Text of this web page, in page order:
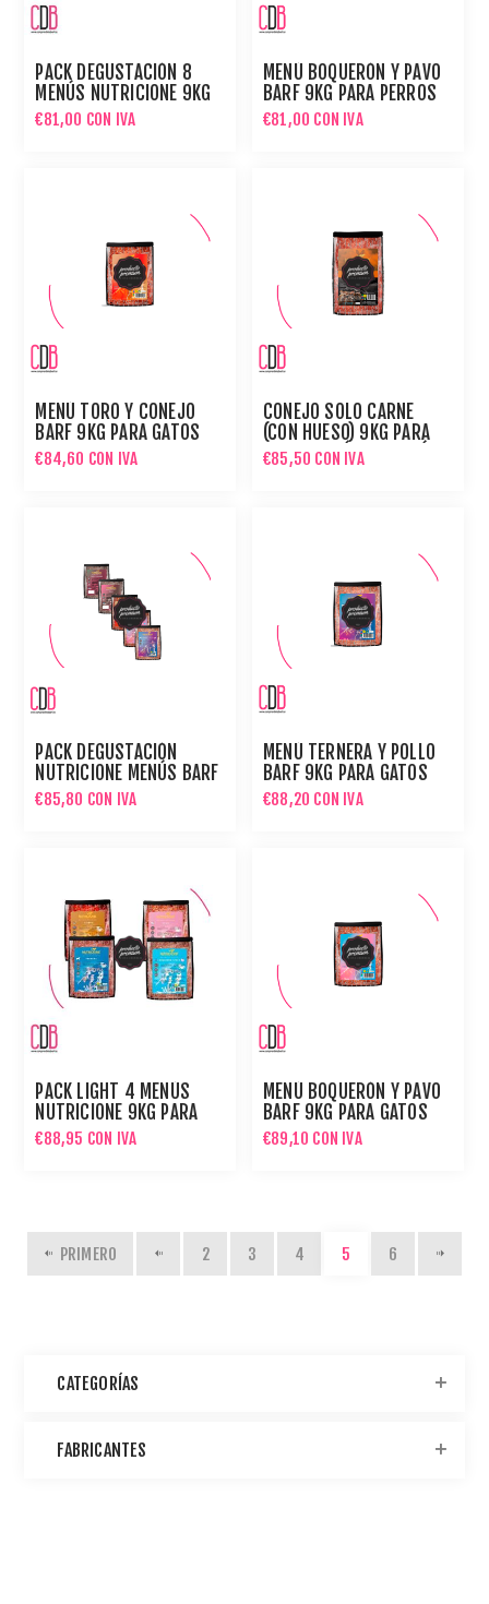
PACK DEGUSTACIÓN 8
MENÚS NUTRICIONE 9KG
PARA PERROS
€81,00 CON IVA
MENÚ BOQUERÓN Y PAVO
BARF 9KG PARA PERROS
€81,00 CON IVA
MENÚ TORO Y CONEJO
BARF 9KG PARA GATOS
€84,60 CON IVA
CONEJO SOLO CARNE
(CON HUESO) 9KG PARA
PREPARACIÓN DE MENÚ
BARF
€85,50 CON IVA
PACK DEGUSTACIÓN
NUTRICIONE MENÚS BARF
9KG PARA GATOS
€85,80 CON IVA
MENÚ TERNERA Y POLLO
BARF 9KG PARA GATOS
€88,20 CON IVA
PACK LIGHT 4 MENÚS
NUTRICIONE 9KG PARA
PERROS
€88,95 CON IVA
MENÚ BOQUERÓN Y PAVO
BARF 9KG PARA GATOS
€89,10 CON IVA
PRIMERO 2 3 4 5 6
CATEGORÍAS
FABRICANTES